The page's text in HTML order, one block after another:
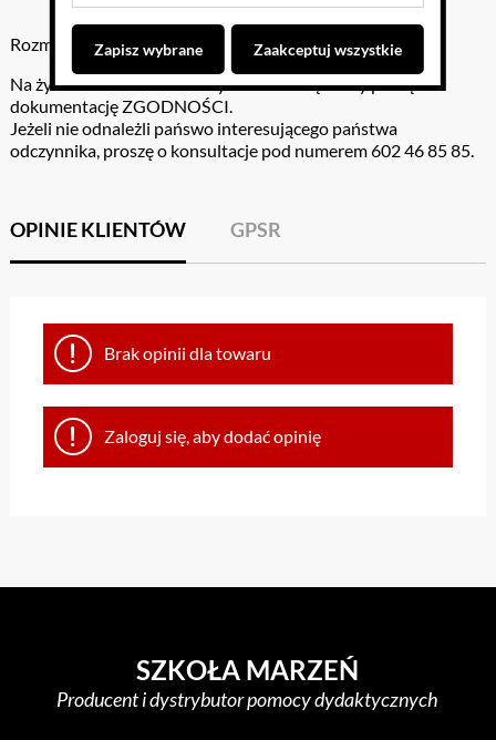
Rozmiar: 1kg
Na życzenie klienta do odczynników dołączamy pełną
dokumentację ZGODNOŚCI.
Jeżeli nie odnależli pańswo interesującego państwa
odczynnika, proszę o konsultacje pod numerem 602 46 85 85.
OPINIE KLIENTÓW GPSR
Brak opinii dla towaru
Zaloguj się, aby dodać opinię
SZKOŁA MARZEŃ
Producent i dystrybutor pomocy dydaktycznych
Zapisz wybrane Zaakceptuj wszystkie